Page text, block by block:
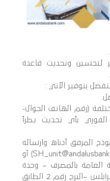
لتحسين وتحديث قاعدة
بتوفير الآتي :
(رقم الهاتف الجوال-
الفوري بأي تحديث يطرأ
المرفق أدناه وارساله
الى البريد الالكتروني (SH_unit@andalusbank.com) أو
العامة بالمصرف – وحدة
شؤون المساهمين – برج طرابلس –البرج رقم 2 الطابق